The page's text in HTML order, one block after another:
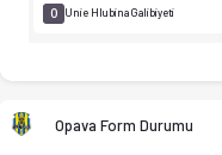
0 Unie Hlubina Galibiyeti
Opava Form Durumu